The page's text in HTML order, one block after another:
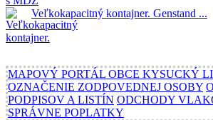
Veľkokapacitný kontajner. Genstand ...
MAPOVÝ PORTÁL OBCE KYSUCKÝ
OZNAČENIE ZODPOVEDNEJ OSOBY
PODPISOV A LISTÍN ODCHODY
SPRÁVNE POPLATKY